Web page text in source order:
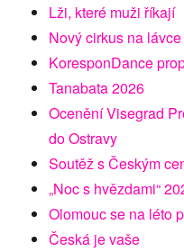
Lži, které muži říkají
Nový cirkus na
KoresponDance
Tanabata 2026
Ocenění Visegrad
do Ostravy
Soutěž s Českým
„Noc s hvězdami“
Olomouc se na léto
Česká je vaše